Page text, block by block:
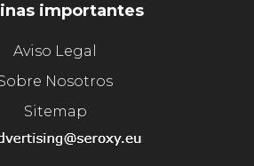
importantes
Aviso Legal
Nosotros
Sitemap